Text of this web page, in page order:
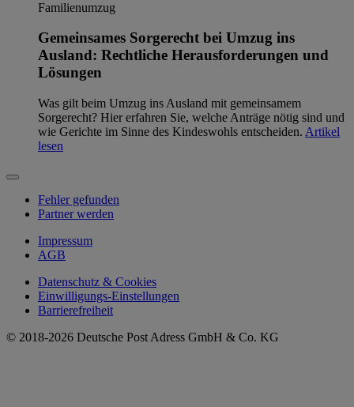
Familienumzug
Gemeinsames Sorgerecht bei Umzug ins
Ausland: Rechtliche Herausforderungen und
Lösungen
Was gilt beim Umzug ins Ausland mit gemeinsamem
Sorgerecht? Hier erfahren Sie, welche Anträge nötig sind und
wie Gerichte im Sinne des Kindeswohls entscheiden. Artikel
lesen
Fehler gefunden
Partner werden
Impressum
AGB
Datenschutz & Cookies
Einwilligungs-Einstellungen
Barrierefreiheit
© 2018-2026 Deutsche Post Adress GmbH & Co. KG